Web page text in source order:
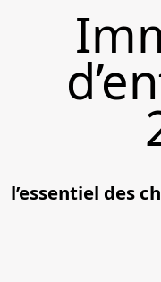
l’essentiel des